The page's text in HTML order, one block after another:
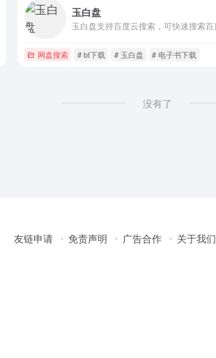
玉白盘
网盘搜索 # bt下载 # 玉白盘 # 电子书下载
没有了
友链申请 免责声明 广告合作 关于我们